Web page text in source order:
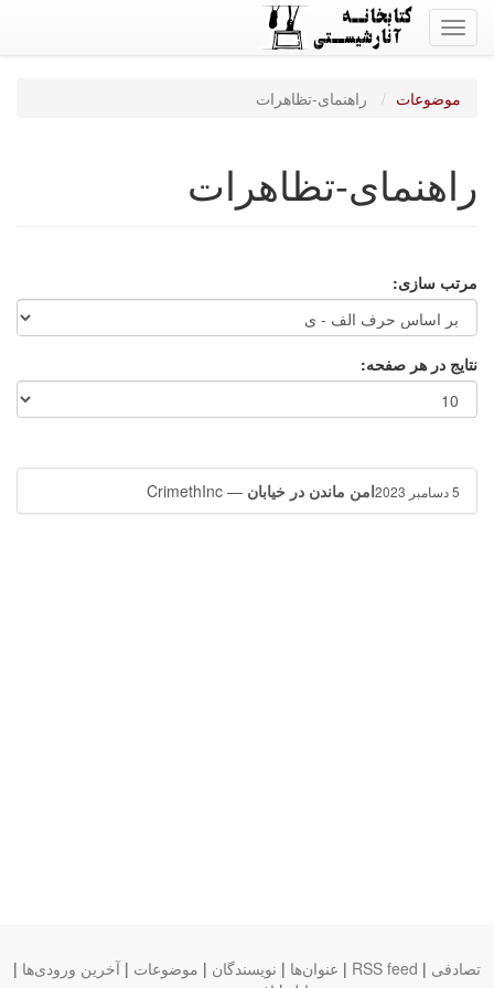
Toggle
navigation
موضوعات راهنمای-تظاهرات
راهنمای-تظاهرات
مرتب سازی:
نتایج در هر صفحه:
امن ماندن در خیابان — CrimethInc 5 دسامبر 2023
تصادفی |
RSS feed
| عنوان‌ها | نویسندگان | موضوعات | آخرین ورودی‌ها |